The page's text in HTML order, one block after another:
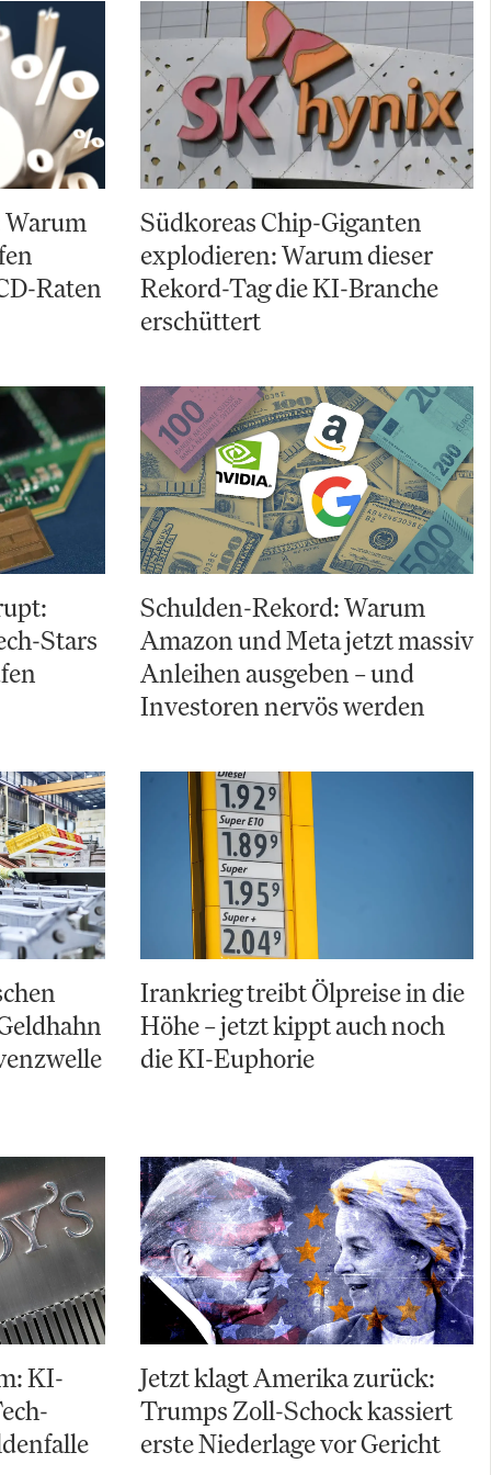
Warum
Raten
Südkoreas Chip-Giganten
explodieren: Warum dieser
Rekord-Tag die KI-Branche
erschüttert
Stars
Schulden-Rekord: Warum
Amazon und Meta jetzt massiv
Anleihen ausgeben – und
Investoren nervös werden
Irankrieg treibt Ölpreise in die
Höhe – jetzt kippt auch noch
die KI-Euphorie
KI-
Jetzt klagt Amerika zurück:
Trumps Zoll-Schock kassiert
erste Niederlage vor Gericht